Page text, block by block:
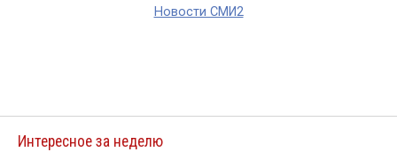
Новости СМИ2
Интересное за неделю